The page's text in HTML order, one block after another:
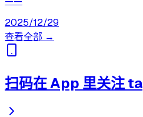
2025/12/29
查看全部 →
扫码在 App 里关注 ta